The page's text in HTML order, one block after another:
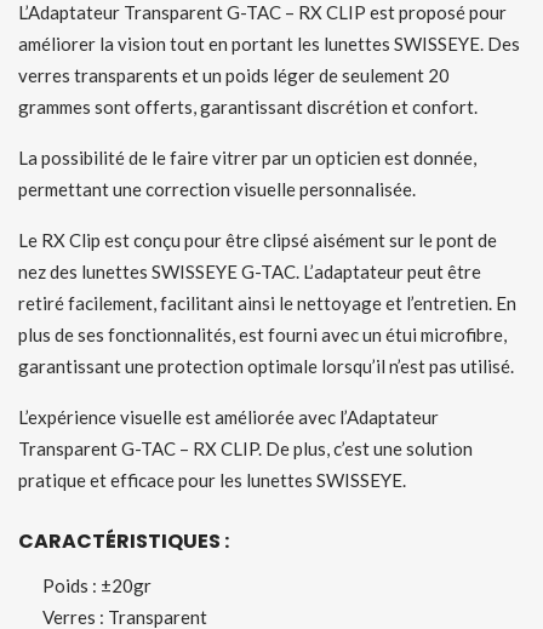
L’Adaptateur Transparent G-TAC – RX CLIP est proposé pour
améliorer la vision tout en portant les lunettes SWISSEYE. Des
verres transparents et un poids léger de seulement 20
grammes sont offerts, garantissant discrétion et confort.
La possibilité de le faire vitrer par un opticien est donnée,
permettant une correction visuelle personnalisée.
Le RX Clip est conçu pour être clipsé aisément sur le pont de
nez des lunettes SWISSEYE G-TAC. L’adaptateur peut être
retiré facilement, facilitant ainsi le nettoyage et l’entretien. En
plus de ses fonctionnalités, est fourni avec un étui microfibre,
garantissant une protection optimale lorsqu’il n’est pas utilisé.
L’expérience visuelle est améliorée avec l’Adaptateur
Transparent G-TAC – RX CLIP. De plus, c’est une solution
pratique et efficace pour les lunettes SWISSEYE.
CARACTÉRISTIQUES :
Poids : ±20gr
Verres : Transparent